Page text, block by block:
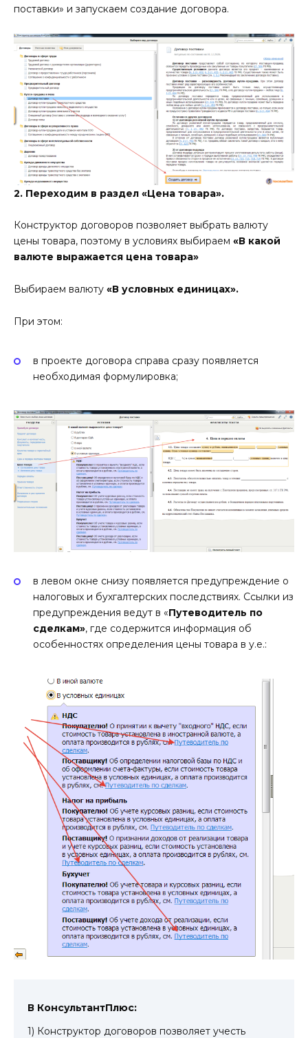
поставки» и запускаем создание договора.
2. Переходим в раздел «Цена товара».
Конструктор договоров позволяет выбрать валюту
цены товара, поэтому в условиях выбираем «В какой
валюте выражается цена товара»
Выбираем валюту «В условных единицах».
При этом:
в проекте договора справа сразу появляется
необходимая формулировка;
в левом окне снизу появляется предупреждение о
налоговых и бухгалтерских последствиях. Ссылки из
предупреждения ведут в «Путеводитель по
сделкам», где содержится информация об
особенностях определения цены товара в у.е.:
В КонсультантПлюс:
1) Конструктор договоров позволяет учесть